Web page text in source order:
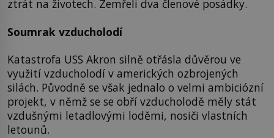
ztrát na životech. Zemřeli dva členové posádky.
Soumrak vzducholodí
Katastrofa USS Akron silně otřásla důvěrou ve
využití vzducholodí v amerických ozbrojených
silách. Původně se však jednalo o velmi ambiciózní
projekt, v němž se se obří vzducholodě měly stát
vzdušnými letadlovými loděmi, nosiči vlastních
letounů.